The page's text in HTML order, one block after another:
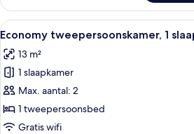
Twin
kamer,
2
eenpersoonsbedden,
niet-
roken
Alle
foto's
voor
Economy
tweepersoonskamer,
1
slaapkamer,
7
Economy tweepersoonskamer, 1
13 m²
1 slaapkamer
Max. aantal: 2
1 tweepersoonsbed
Gratis wifi